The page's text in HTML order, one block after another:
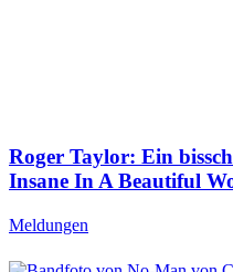
Roger Taylor: Ein
Insane In A Beautiful
Meldungen